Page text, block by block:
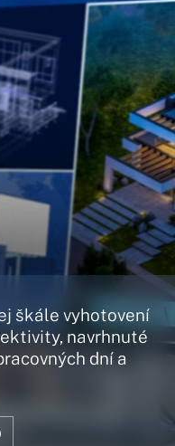
škále vyhotovení
navrhnuté
dní a